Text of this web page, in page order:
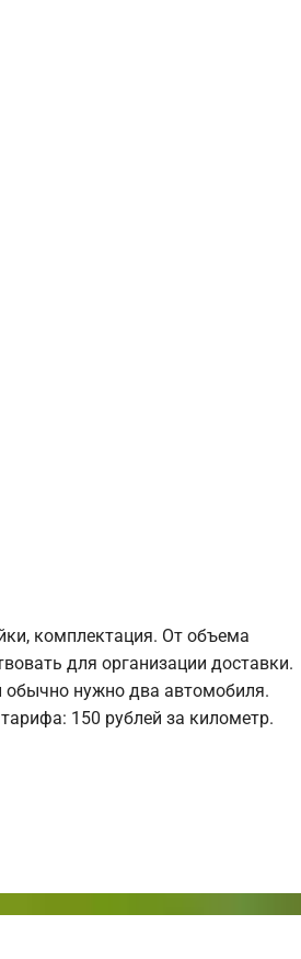
комплектация. От объема
для организации доставки.
нужно два автомобиля.
150 рублей за километр.